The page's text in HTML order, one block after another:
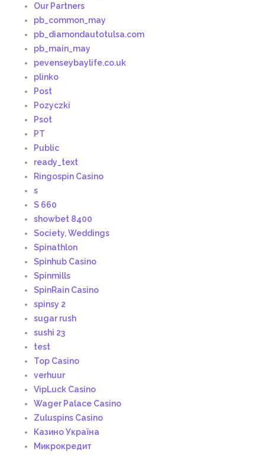
Our Partners
pb_common_may
pb_diamondautotulsa.com
pb_main_may
pevenseybaylife.co.uk
plinko
Post
Pozyczki
Psot
PT
Public
ready_text
Ringospin Casino
s
S 660
showbet 8400
Society, Weddings
Spinathlon
Spinhub Casino
Spinmills
SpinRain Casino
spinsy 2
sugar rush
sushi 23
test
Top Casino
verhuur
VipLuck Casino
Wager Palace Casino
Zuluspins Casino
Казино Україна
Микрокредит